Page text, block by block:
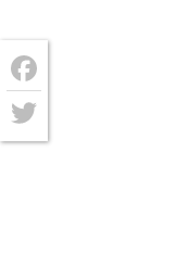
Facebook
Twitter